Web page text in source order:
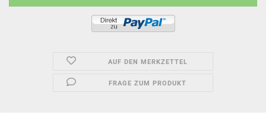
AUF DEN MERKZETTEL
FRAGE ZUM PRODUKT